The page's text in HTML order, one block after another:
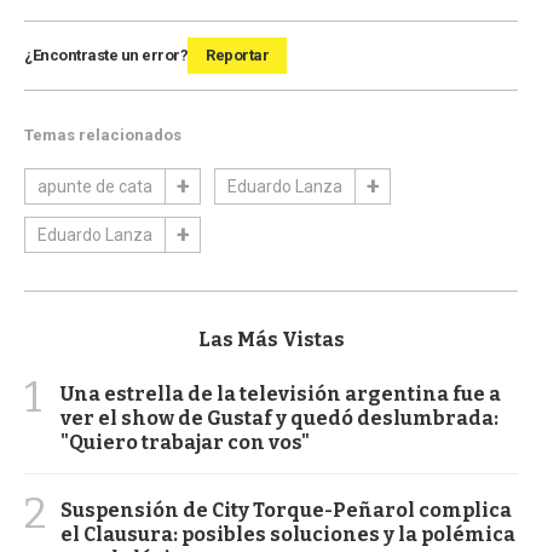
¿Encontraste un error? Reportar
Temas relacionados
apunte de cata Eduardo Lanza
Eduardo Lanza
Las Más Vistas
1
Una estrella de la televisión argentina fue a
ver el show de Gustaf y quedó deslumbrada:
"Quiero trabajar con vos"
2
Suspensión de City Torque-Peñarol complica
el Clausura: posibles soluciones y la polémica